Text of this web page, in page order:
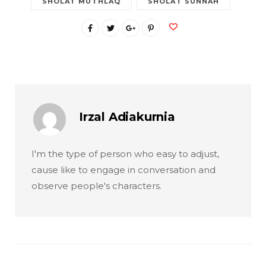
Irzal Adiakurnia
I'm the type of person who easy to adjust,
cause like to engage in conversation and
observe people's characters.